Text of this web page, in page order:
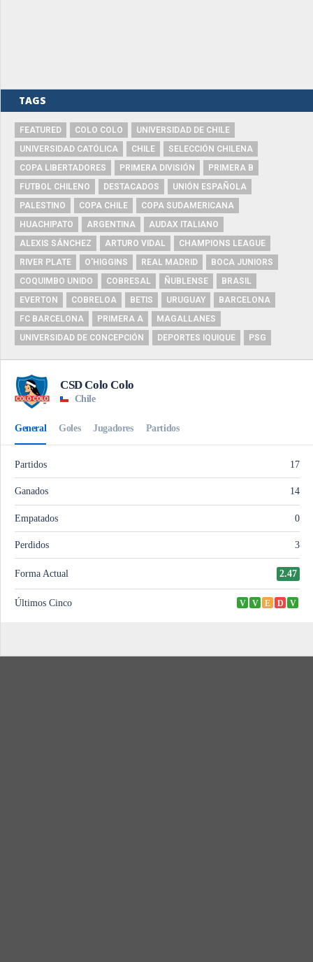
TAGS
FEATURED COLO COLO
UNIVERSIDAD DE CHILE
UNIVERSIDAD CATÓLICA
CHILE
SELECCIÓN CHILENA
COPA LIBERTADORES
PRIMERA DIVISIÓN
PRIMERA B
FUTBOL CHILENO
DESTACADOS
UNIÓN ESPAÑOLA
PALESTINO
COPA CHILE
COPA SUDAMERICANA
HUACHIPATO
ARGENTINA
AUDAX ITALIANO
ALEXIS SÁNCHEZ
ARTURO VIDAL
CHAMPIONS LEAGUE
RIVER PLATE
O'HIGGINS REAL MADRID
BOCA JUNIORS
COQUIMBO UNIDO
COBRESAL ÑUBLENSE
BRASIL
EVERTON
COBRELOA BETIS URUGUAY
BARCELONA
FC BARCELONA
PRIMERA A
MAGALLANES
UNIVERSIDAD DE CONCEPCIÓN
DEPORTES IQUIQUE PSG